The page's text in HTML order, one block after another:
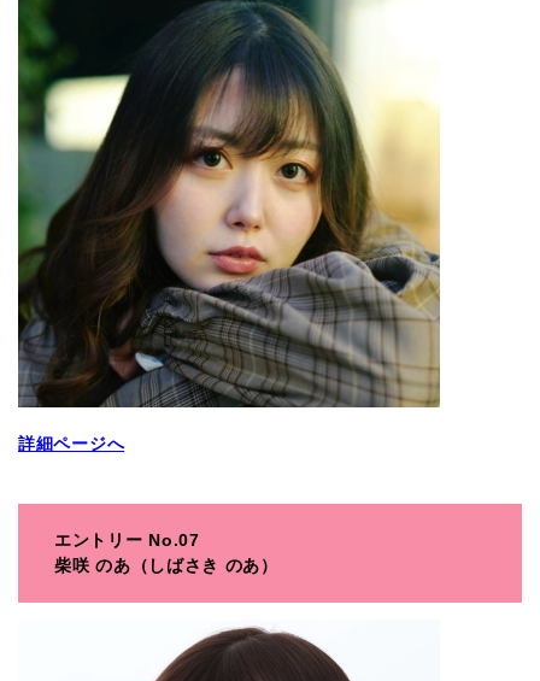
詳細ページへ
エントリー No.07
柴咲 のあ（しばさき のあ）